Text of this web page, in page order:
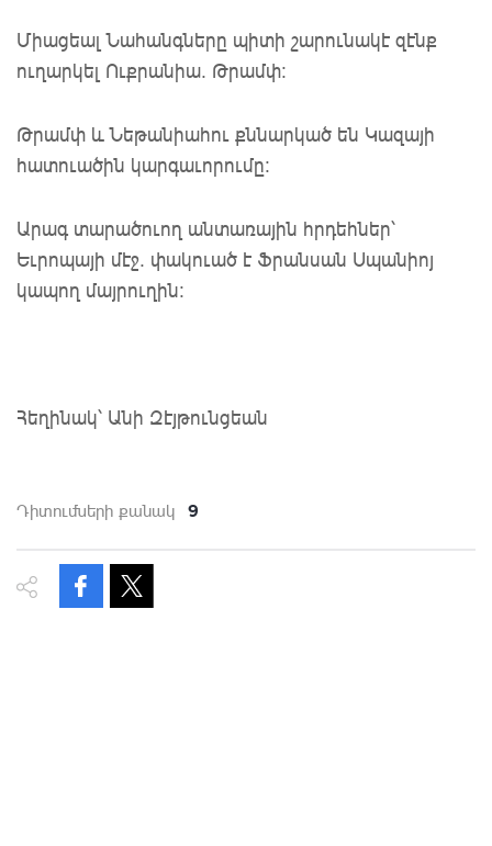
Միացեալ Նահանգները պիտի շարունակէ զէնք
ուղարկել Ուքրանիա. Թրամփ:
Թրամփ և Նեթանիահու քննարկած են Կազայի
հատուածին կարգաւորումը:
Արագ տարածուող անտառային հրդեհներ՝
Եւրոպայի մէջ. փակուած է Ֆրանսան Սպանիոյ
կապող մայրուղին:
Հեղինակ՝ Անի Զէյթունցեան
Դիտումների քանակ 9